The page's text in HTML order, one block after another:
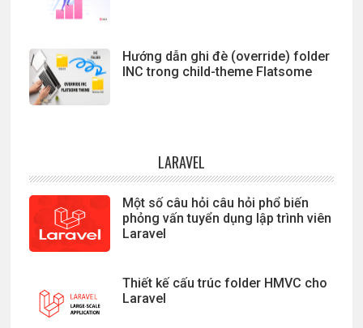
Hướng dẫn ghi đè (override) folder
INC trong child-theme Flatsome
LARAVEL
Một số câu hỏi câu hỏi phổ biến
phỏng vấn tuyển dụng lập trình viên
Laravel
Thiết kế cấu trúc folder HMVC cho
Laravel